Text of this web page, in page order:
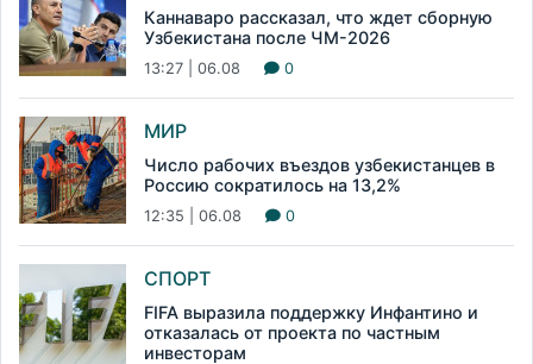
Каннаваро рассказал, что ждет сборную
Узбекистана после ЧМ-2026
13:27 | 06.08 0
МИР
Число рабочих въездов узбекистанцев в
Россию сократилось на 13,2%
12:35 | 06.08 0
СПОРТ
FIFA выразила поддержку Инфантино и
отказалась от проекта по частным
инвесторам